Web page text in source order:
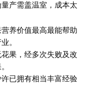
产需盖温室，成本太
养价值最高最能帮助
。
果，经多次失败及改
已拥有相当丰富经验